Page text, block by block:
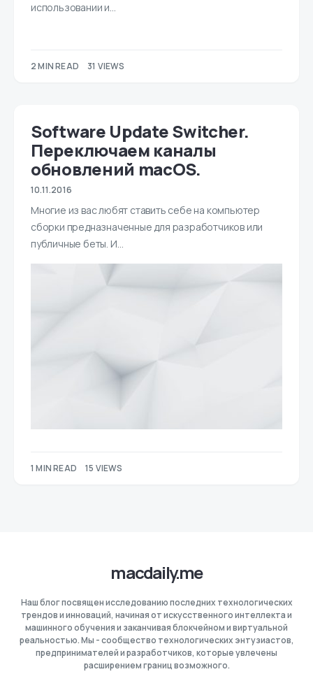
использовании и…
2 MIN READ 31 VIEWS
Software Update Switcher.
Переключаем каналы
обновлений macOS.
10.11.2016
Многие из вас любят ставить себе на компьютер
сборки предназначенные для разработчиков или
публичные беты. И…
1 MIN READ 15 VIEWS
macdaily.me
Наш блог посвящен исследованию последних технологических
трендов и инноваций, начиная от искусственного интеллекта и
машинного обучения и заканчивая блокчейном и виртуальной
реальностью. Мы - сообщество технологических энтузиастов,
предпринимателей и разработчиков, которые увлечены
расширением границ возможного.